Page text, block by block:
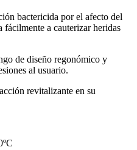
bactericida por el afecto del
fácilmente a cauterizar heridas
de diseño regonómico y
al usuario.
revitalizante en su